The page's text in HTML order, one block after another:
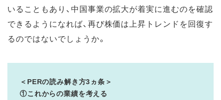
いることもあり、中国事業の拡大が着実に進むのを確認
できるようになれば、再び株価は上昇トレンドを回復す
るのではないでしょうか。
＜PERの読み解き方3ヵ条＞
①これからの業績を考える